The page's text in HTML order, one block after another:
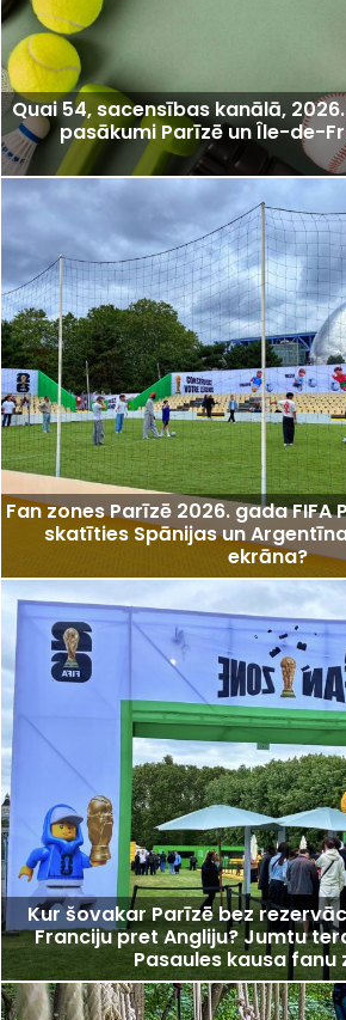
Quai 54, sacensības kanālā,
pasākumi Parīzē un Île-de-
Fan zones Parīzē 2026. gada FIFA
skatīties Spānijas un
ekrāna?
Kur šovakar Parīzē bez
Franciju pret Angliju? Jumtu
Pasaules kausa fanu